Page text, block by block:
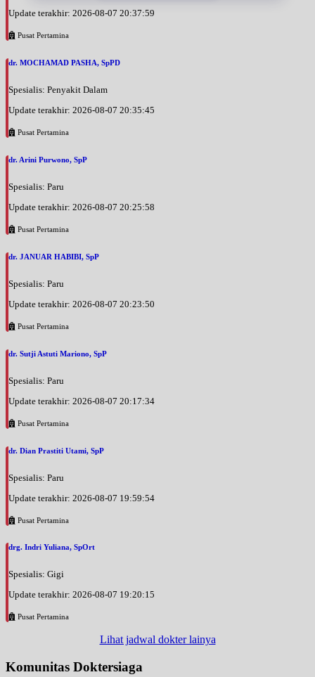
Update terakhir: 2026-08-07 20:37:59
Pusat Pertamina
dr. MOCHAMAD PASHA, SpPD
Spesialis: Penyakit Dalam
Update terakhir: 2026-08-07 20:35:45
Pusat Pertamina
dr. Arini Purwono, SpP
Spesialis: Paru
Update terakhir: 2026-08-07 20:25:58
Pusat Pertamina
dr. JANUAR HABIBI, SpP
Spesialis: Paru
Update terakhir: 2026-08-07 20:23:50
Pusat Pertamina
dr. Sutji Astuti Mariono, SpP
Spesialis: Paru
Update terakhir: 2026-08-07 20:17:34
Pusat Pertamina
dr. Dian Prastiti Utami, SpP
Spesialis: Paru
Update terakhir: 2026-08-07 19:59:54
Pusat Pertamina
drg. Indri Yuliana, SpOrt
Spesialis: Gigi
Update terakhir: 2026-08-07 19:20:15
Pusat Pertamina
Lihat jadwal dokter lainya
Komunitas Doktersiaga